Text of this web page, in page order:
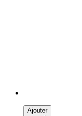
Ajouter